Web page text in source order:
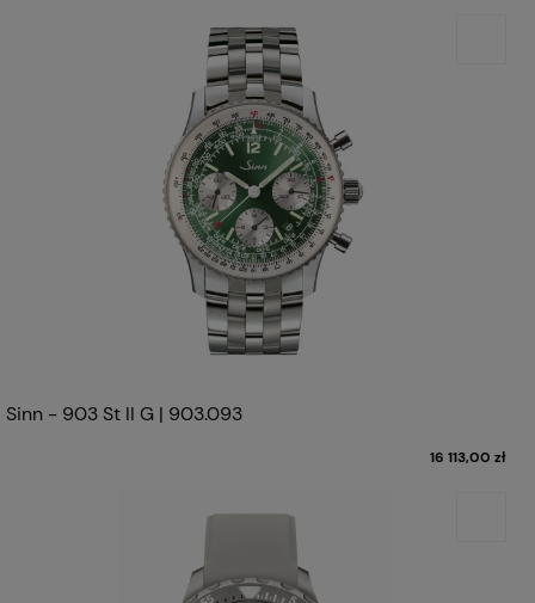
Sinn - 903 St II G | 903.093
16 113,00 zł